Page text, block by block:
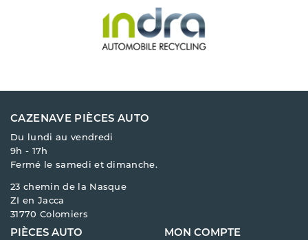
CAZENAVE PIÈCES AUTO
Du lundi au vendredi
9h - 17h
Fermé le samedi et dimanche.
23 chemin de la Nasque
ZI en Jacca
31770 Colomiers
PIÈCES AUTO MON COMPTE